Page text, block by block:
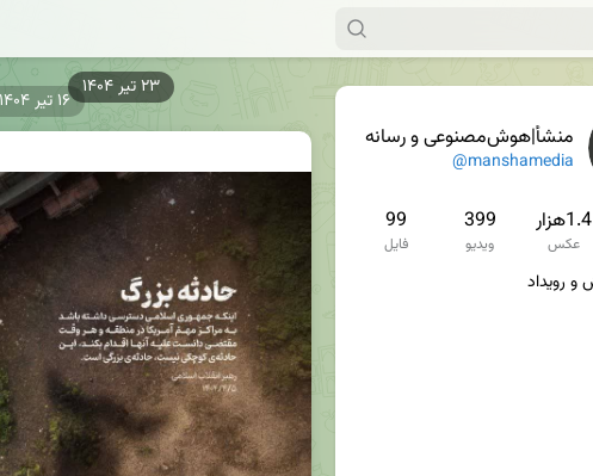
منشأ|هوش‌مصنوعی و رسانه
@manshamedia
1.4هزار
عکس
399
ویدیو
99
فایل
۱۶ تیر ۱۴۰۴